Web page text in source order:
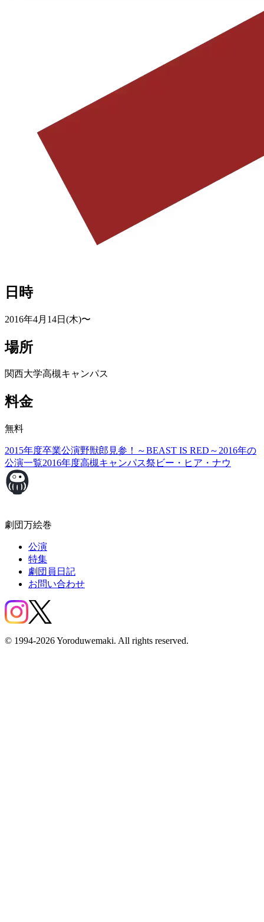
日時
2016年4月14日(木)〜
場所
関西大学高槻キャンパス
料金
無料
2015年度卒業公演野獣郎見参！～BEAST IS RED～ 2016年の
公演一覧2016年度高槻キャンパス祭 ビー・ヒア・ナウ
劇団万絵巻
公演
特集
劇団員日記
お問い合わせ
© 1994-2026 Yoroduwemaki. All rights reserved.